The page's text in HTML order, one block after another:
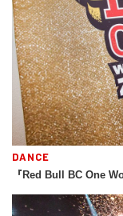
DANCE
『Red Bull BC One